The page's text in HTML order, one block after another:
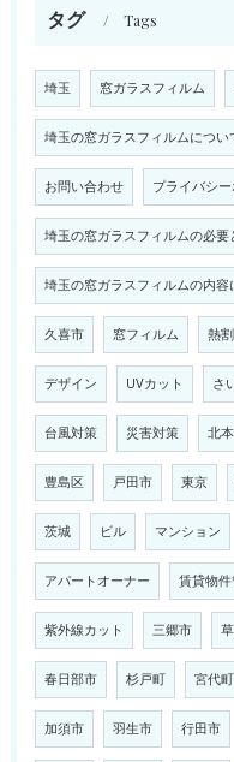
タグ Tags
埼玉 窓ガラスフィルム
埼玉の窓ガラスフィルムについ
お問い合わせ プライバシ
埼玉の窓ガラスフィルムの必要
埼玉の窓ガラスフィルムの内容
久喜市 窓フィルム 熱
デザイン UVカット さ
台風対策 災害対策 北
豊島区 戸田市 東京
茨城 ビル マンション
アパートオーナー 賃貸物
紫外線カット 三郷市
春日部市 杉戸町 宮代町
加須市 羽生市 行田市